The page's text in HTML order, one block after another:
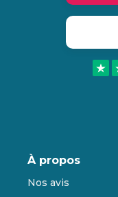
À propos
Nos avis